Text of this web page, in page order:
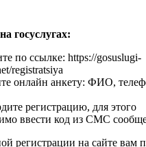
госуслугах:
по ссылке: https://gosuslugi-
registratsiya
онлайн анкету: ФИО,
регистрацию, для этого
ввести код из СМС
регистрации на сайте вам